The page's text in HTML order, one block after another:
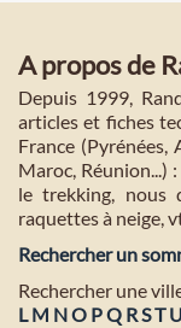
A propos de
Depuis 1999,
articles et fiches
France (Pyrénées,
Maroc, Réunion...)
le trekking, nous
raquettes à neige,
Rechercher un
Rechercher une
L M NO PQ RST U